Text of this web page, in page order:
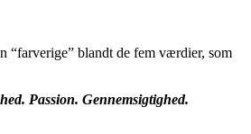
“farverige” blandt de fem værdier, som
Passion. Gennemsigtighed.